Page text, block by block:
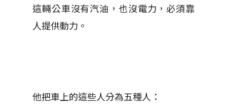
這輛公車沒有汽油，也沒電力，必須靠
人提供動力。
他把車上的這些人分為五種人：